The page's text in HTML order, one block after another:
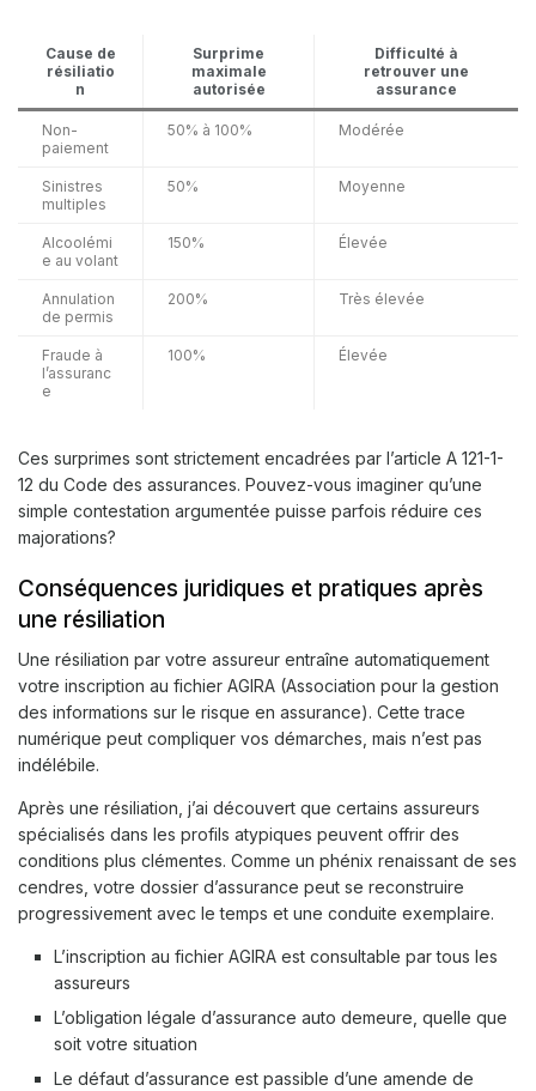
Cause de
résiliatio
n
Surprime
maximale
autorisée
Difficulté à
retrouver une
assurance
Non-
paiement
50% à 100% Modérée
Sinistres
multiples
50% Moyenne
Alcoolémi
e au volant
150% Élevée
Annulation
de permis
200% Très élevée
Fraude à
l’assuranc
e
100% Élevée
Ces surprimes sont strictement encadrées par l’article A 121-1-
12 du Code des assurances. Pouvez-vous imaginer qu’une
simple contestation argumentée puisse parfois réduire ces
majorations?
Conséquences juridiques et pratiques après
une résiliation
Une résiliation par votre assureur entraîne automatiquement
votre inscription au fichier AGIRA (Association pour la gestion
des informations sur le risque en assurance). Cette trace
numérique peut compliquer vos démarches, mais n’est pas
indélébile.
Après une résiliation, j’ai découvert que certains assureurs
spécialisés dans les profils atypiques peuvent offrir des
conditions plus clémentes. Comme un phénix renaissant de ses
cendres, votre dossier d’assurance peut se reconstruire
progressivement avec le temps et une conduite exemplaire.
L’inscription au fichier AGIRA est consultable par tous les
assureurs
L’obligation légale d’assurance auto demeure, quelle que
soit votre situation
Le défaut d’assurance est passible d’une amende de